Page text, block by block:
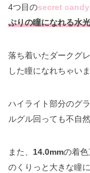
4つ目のsecret candy
ぷりの瞳になれる水
落ち着いたダークグ
した瞳になれちゃいま
ハイライト部分のグ
ルグル回っても不自
また、14.0mmの着
のくりっと大きな瞳